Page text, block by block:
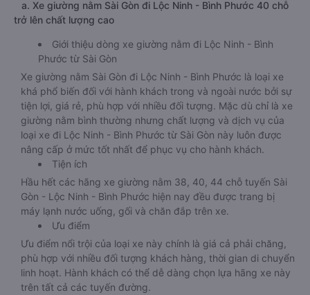
a. Xe giường nằm Sài Gòn đi Lộc Ninh - Bình Phước 40 chỗ
trở lên chất lượng cao
Giới thiệu dòng xe giường nằm đi Lộc Ninh - Bình
Phước từ Sài Gòn
Xe giường nằm Sài Gòn đi Lộc Ninh - Bình Phước là loại xe
khá phổ biến đối với hành khách trong và ngoài nước bởi sự
tiện lợi, giá rẻ, phù hợp với nhiều đối tượng. Mặc dù chỉ là xe
giường nằm bình thường nhưng chất lượng và dịch vụ của
loại xe đi Lộc Ninh - Bình Phước từ Sài Gòn này luôn được
nâng cấp ở mức tốt nhất để phục vụ cho hành khách.
Tiện ích
Hầu hết các hãng xe giường nằm 38, 40, 44 chỗ tuyến Sài
Gòn - Lộc Ninh - Bình Phước hiện nay đều được trang bị
máy lạnh nước uống, gối và chăn đắp trên xe.
Ưu điểm
Ưu điểm nổi trội của loại xe này chính là giá cả phải chăng,
phù hợp với nhiều đối tượng khách hàng, thời gian di chuyển
linh hoạt. Hành khách có thể dễ dàng chọn lựa hãng xe này
trên tất cả các tuyến đường.